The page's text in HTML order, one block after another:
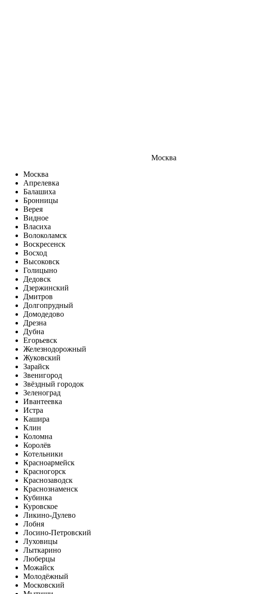
Москва
Москва
Апрелевка
Балашиха
Бронницы
Верея
Видное
Власиха
Волоколамск
Воскресенск
Восход
Высоковск
Голицыно
Дедовск
Дзержинский
Дмитров
Долгопрудный
Домодедово
Дрезна
Дубна
Егорьевск
Железнодорожный
Жуковский
Зарайск
Звенигород
Звёздный городок
Зеленоград
Ивантеевка
Истра
Кашира
Клин
Коломна
Королёв
Котельники
Красноармейск
Красногорск
Краснозаводск
Краснознаменск
Кубинка
Куровское
Ликино-Дулево
Лобня
Лосино-Петровский
Луховицы
Лыткарино
Люберцы
Можайск
Молодёжный
Московский